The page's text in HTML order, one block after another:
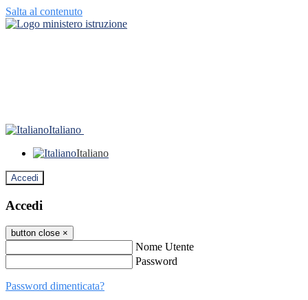
Salta al contenuto
Italiano
Italiano
Accedi
Accedi
button close ×
Nome Utente
Password
Password dimenticata?